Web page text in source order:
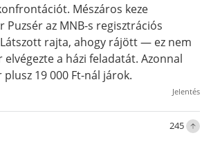
Mészáros keze
Puzsér az MNB-s regisztrációs
rajta, ahogy rájött — ez nem
elvégezte a házi feladatát. Azonnal
19 000 Ft-nál járok.
Jelentés
245